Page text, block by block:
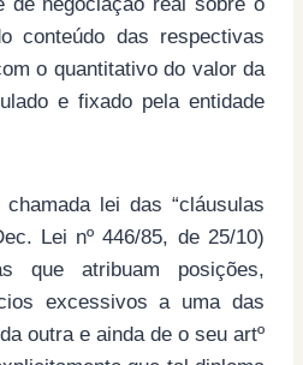
conteúdo das respectivas
o quantitativo do valor da
e fixado pela entidade
lei das “cláusulas
Lei nº 446/85, de 25/10)
que atribuam posições,
excessivos a uma das
outra e ainda de o seu artº